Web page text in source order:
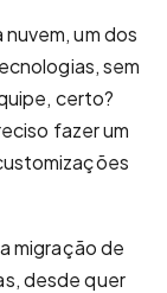
um dos
sem
certo?
fazer um
migração de
desde quer